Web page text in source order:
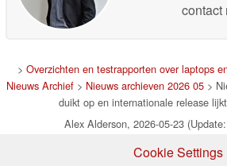
contact
> Overzichten en testrapporten over laptops
Nieuws Archief> Nieuws archieven 2026 05>
duikt op en internationale release
Alex Alderson, 2026-05-23
Cookie Settings